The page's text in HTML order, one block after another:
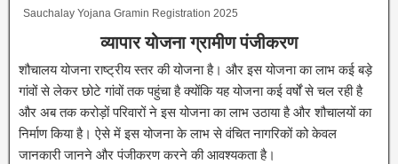
Sauchalay Yojana Gramin Registration 2025
व्यापार योजना ग्रामीण पंजीकरण
शौचालय योजना राष्ट्रीय स्तर की योजना है। और इस योजना का लाभ कई बड़े
गांवों से लेकर छोटे गांवों तक पहुंचा है क्योंकि यह योजना कई वर्षों से चल रही है
और अब तक करोड़ों परिवारों ने इस योजना का लाभ उठाया है और शौचालयों का
निर्माण किया है। ऐसे में इस योजना के लाभ से वंचित नागरिकों को केवल
जानकारी जानने और पंजीकरण करने की आवश्यकता है।